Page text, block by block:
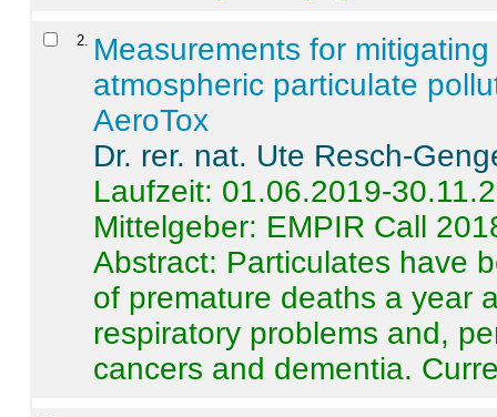
2
Measurements for
atmospheric particulate
AeroTox
Dr. rer. nat. Ute Resch-
Laufzeit: 01.06.2019-
Mittelgeber: EMPIR Call
Abstract: Particulates have
of premature deaths a year
respiratory problems and,
cancers and dementia.